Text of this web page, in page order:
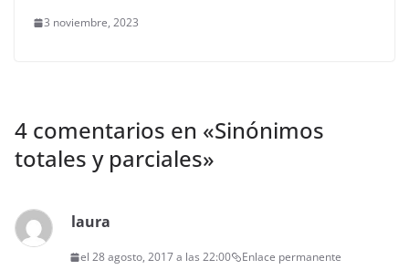
3 noviembre, 2023
4 comentarios en «Sinónimos
totales y parciales»
laura
el 28 agosto, 2017 a las 22:00 Enlace permanente